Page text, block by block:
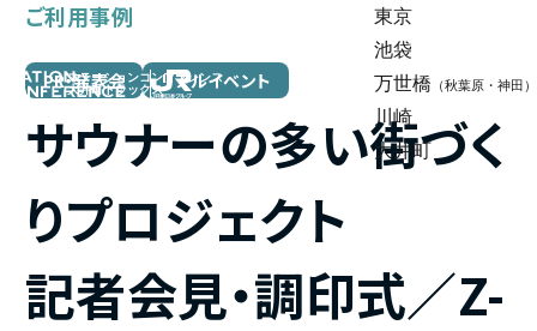
ステーションコンファレンス
大井町トラックス
東京
池袋
万世橋 （秋葉原・神田）
川崎
大井町
ご利用事例
PR・発表会 リアルイベント
サウナーの多い街づく
りプロジェクト
記者会見・調印式／Z-